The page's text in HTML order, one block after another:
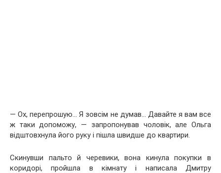
— Ох, перепрошую… Я зовсім не думав… Давайте я вам все
ж таки допоможу, — запропонував чоловік, але Ольга
відштовхнула його руку і пішла швидше до квартири.
Скинувши пальто й черевики, вона кинула покупки в
коридорі, пройшла в кімнату і написала Дмитру